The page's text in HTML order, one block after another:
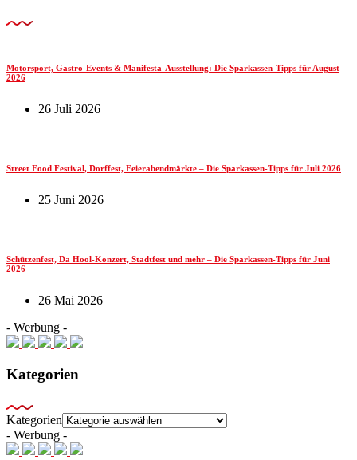
Motorsport, Gastro-Events & Manifesta-Ausstellung: Die Sparkassen-Tipps für August
2026
26 Juli 2026
Street Food Festival, Dorffest, Feierabendmärkte – Die Sparkassen-Tipps für Juli 2026
25 Juni 2026
Schützenfest, Da Hool-Konzert, Stadtfest und mehr – Die Sparkassen-Tipps für Juni
2026
26 Mai 2026
- Werbung -
Kategorien
Kategorien
- Werbung -